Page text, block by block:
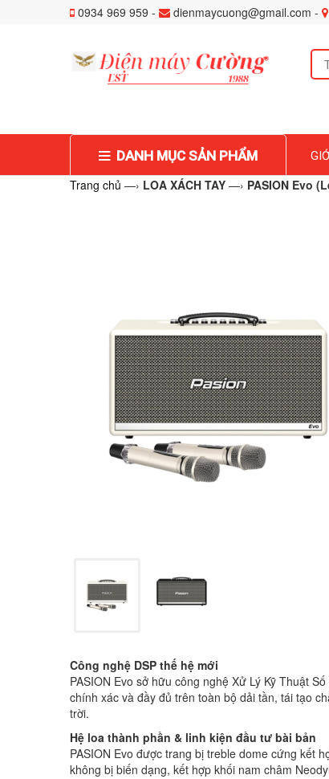
0934 969 959 - dienmaycuong@gmail.com -
DANH MỤC SẢN PHẨM
Trang chủ —› LOA XÁCH TAY —› PASION Evo
Công nghệ DSP thế hệ mới
PASION Evo sở hữu công nghệ Xử Lý Kỹ Thuật
chính xác và đầy đủ trên toàn bộ dải tần, tái tạo
trời.
Hệ loa thành phần & linh kiện đầu tư bài bản
PASION Evo được trang bị treble dome cứng kết
không bị biến dạng, kết hợp khối nam châm